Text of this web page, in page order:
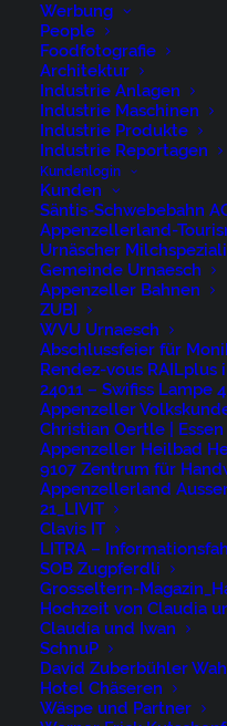
Werbung
People
Foodfotografie
Architektur
Industrie Anlagen
Industrie Maschinen
Industrie Produkte
Industrie Reportagen
Kundenlogin
Kunden
Säntis-Schwebebahn
Appenzellerland-
Urnäscher
Gemeinde Urnaesch
Appenzeller Bahnen
ZUBI
WVU Urnaesch
Abschlussfeier für
Rendez-vous RAILplus
24011 – Swifiss Lampe
Appenzeller
Christian Oertle |
Appenzeller Heilbad
9107 Zentrum für
Appenzellerland
21_LIVIT
Clavis IT
LITRA –
SOB Zugpferdli
Grosseltern-
Hochzeit von Claudia
Claudia und Iwan
SchnuP
David Zuberbühler
Hotel Chäseren
Wäspe und Partner